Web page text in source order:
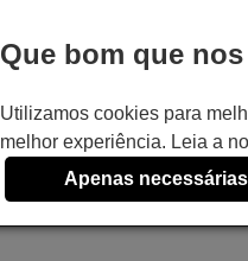
Que bom que
Utilizamos cookies para
melhor experiência. Leia a
Apenas necessárias